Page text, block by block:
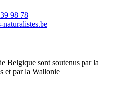
23+
selcrec@ofni
Belgique sont soutenus par la
et par la Wallonie